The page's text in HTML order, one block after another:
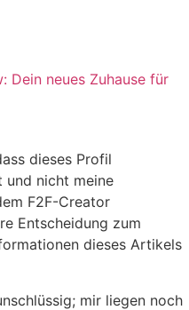
dieses Profil
und nicht meine
F2F-Creator
Entscheidung zum
dieses Artikels
mir liegen noch